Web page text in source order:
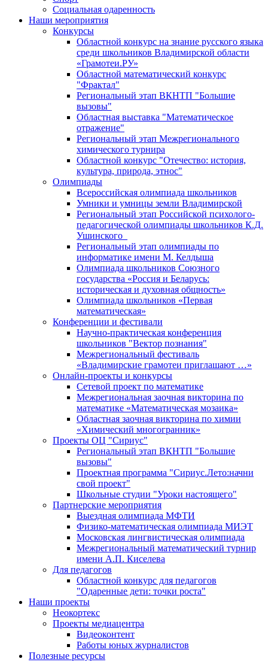
Социальная одаренность
Наши мероприятия
Конкурсы
Областной конкурс на знание русского языка
среди школьников Владимирской области
«Грамотеи.РУ»
Областной математический конкурс
"Фрактал"
Региональный этап ВКНТП "Большие
вызовы"
Областная выставка "Математическое
отражение"
Региональный этап Межрегионального
химического турнира
Областной конкурс "Отечество: история,
культура, природа, этнос"
Олимпиады
Всероссийская олимпиада школьников
Умники и умницы земли Владимирской
Региональный этап Российской психолого-
педагогической олимпиады школьников К.Д.
Ушинского
Региональный этап олимпиады по
информатике имени М. Келдыша
Олимпиада школьников Союзного
государства «Россия и Беларусь:
историческая и духовная общность»
Олимпиада школьников «Первая
математическая»
Конференции и фестивали
Научно-практическая конференция
школьников "Вектор познания"
Межрегиональный фестиваль
«Владимирские грамотеи приглашают …»
Онлайн-проекты и конкурсы
Сетевой проект по математике
Межрегиональная заочная викторина по
математике «Математическая мозаика»
Областная заочная викторина по химии
«Химический многогранник»
Проекты ОЦ "Сириус"
Региональный этап ВКНТП "Большие
вызовы"
Проектная программа "Сириус.Лето:начни
свой проект"
Школьные студии "Уроки настоящего"
Партнерские мероприятия
Выездная олимпиада МФТИ
Физико-математическая олимпиада МИЭТ
Московская лингвистическая олимпиада
Межрегиональный математический турнир
имени А.П. Киселева
Для педагогов
Областной конкурс для педагогов
"Одаренные дети: точки роста"
Наши проекты
Неокортекс
Проекты медиацентра
Видеоконтент
Работы юных журналистов
Полезные ресурсы